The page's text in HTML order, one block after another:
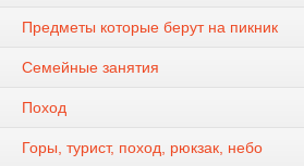
Предметы которые берут на пикник
Семейные занятия
Поход
Горы, турист, поход, рюкзак, небо